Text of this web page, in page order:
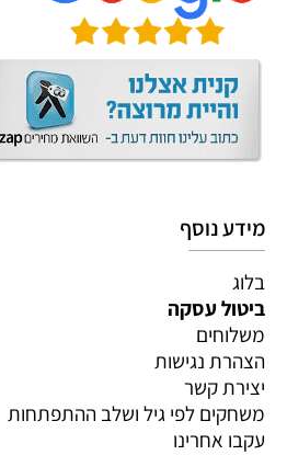
מידע נוסף
בלוג
ביטול עסקה
משלוחים
הצהרת נגישות
יצירת קשר
משחקים לפי גיל ושלב ההתפתחות
עקבו אחרינו